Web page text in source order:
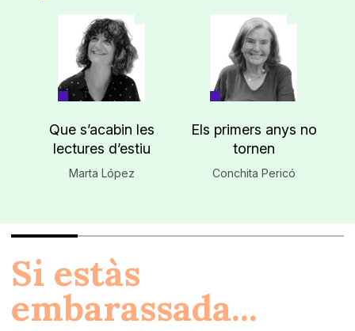
Que s’acabin les
lectures d’estiu
Marta López
Els primers anys no
tornen
Conchita Pericó
Si estàs
embarassada...